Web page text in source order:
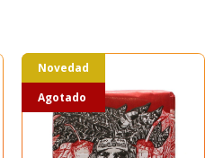
Novedad
Agotado